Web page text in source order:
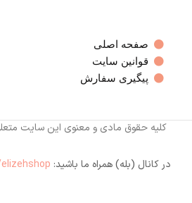
صفحه اصلی
قوانین سایت
پیگیری سفارش
کلیه حقوق مادی و معنوی این سایت
در کانال (بله) همراه ما باشید: